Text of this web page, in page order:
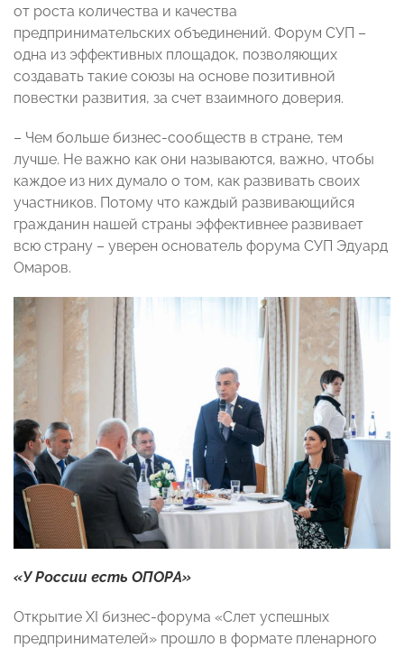
от роста количества и качества
предпринимательских объединений. Форум СУП –
одна из эффективных площадок, позволяющих
создавать такие союзы на основе позитивной
повестки развития, за счет взаимного доверия.
– Чем больше бизнес-сообществ в стране, тем
лучше. Не важно как они называются, важно, чтобы
каждое из них думало о том, как развивать своих
участников. Потому что каждый развивающийся
гражданин нашей страны эффективнее развивает
всю страну – уверен основатель форума СУП Эдуард
Омаров.
«У России есть ОПОРА»
Открытие XI бизнес-форума «Слет успешных
предпринимателей» прошло в формате пленарного